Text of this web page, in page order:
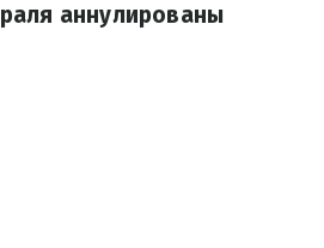
аннулированы